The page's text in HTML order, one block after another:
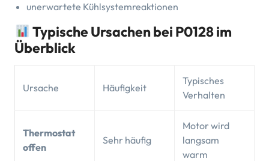
unerwartete Kühlsystemreaktionen
Typische Ursachen bei P0128 im
Überblick
Ursache Häufigkeit
Typisches
Verhalten
Thermostat
offen
Sehr häufig
Motor wird
langsam
warm